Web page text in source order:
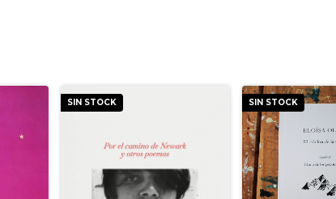
SIN STOCK SIN STOCK